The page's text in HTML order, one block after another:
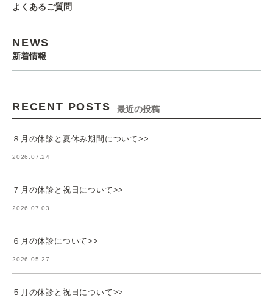
よくあるご質問
NEWS
新着情報
RECENT POSTS 最近の投稿
８月の休診と夏休み期間について>>
2026.07.24
７月の休診と祝日について>>
2026.07.03
６月の休診について>>
2026.05.27
５月の休診と祝日について>>